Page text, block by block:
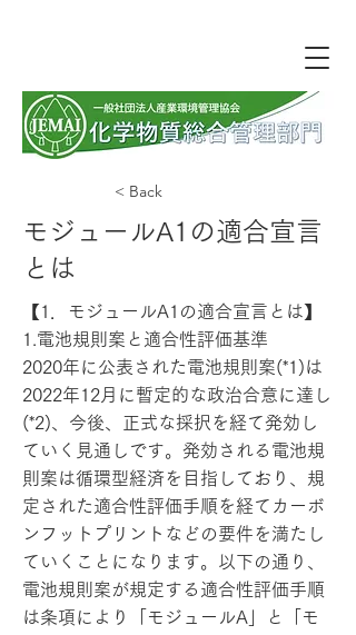
< Back
モジュールA1の適合宣言
とは
【1．モジュールA1の適合宣言とは】
1.電池規則案と適合性評価基準
2020年に公表された電池規則案(*1)は
2022年12月に暫定的な政治合意に達し
(*2)、今後、正式な採択を経て発効し
ていく見通しです。発効される電池規
則案は循環型経済を目指しており、規
定された適合性評価手順を経てカーボ
ンフットプリントなどの要件を満たし
ていくことになります。以下の通り、
電池規則案が規定する適合性評価手順
は条項により「モジュールA」と「モ